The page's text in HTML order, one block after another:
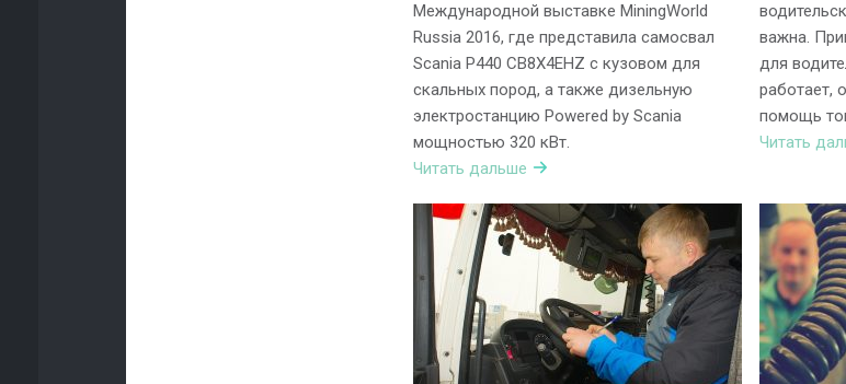
Международной выставке MiningWorld
Russia 2016, где представила самосвал
Scania P440 CB8X4EHZ с кузовом для
скальных пород, а также дизельную
электростанцию Powered by Scania
мощностью 320 кВт.
Читать дальше
важна.
для
работает,
помощь
Читать